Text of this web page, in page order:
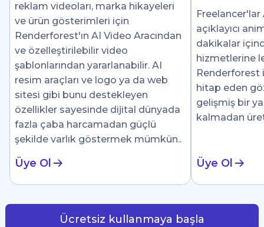
reklam videoları, marka hikayeleri
ve ürün gösterimleri için
Renderforest'ın AI Video Aracından
ve özelleştirilebilir video
şablonlarından yararlanabilir. AI
resim araçları ve logo ya da web
sitesi gibi bunu destekleyen
özellikler sayesinde dijital dünyada
fazla çaba harcamadan güçlü
şekilde varlık göstermek mümkün..
Üye Ol
açıklayıcı
dakikalar
hizmetlerine
Renderforest
hitap eden
gelişmiş bir
kalmadan
Üye Ol
Ücretsiz kullanmaya başla